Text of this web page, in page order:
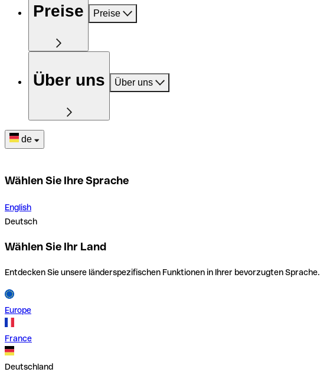
Preise Preise
Über uns Über uns
de
Wählen Sie Ihre Sprache
English
Deutsch
Wählen Sie Ihr Land
Entdecken Sie unsere länderspezifischen Funktionen in Ihrer bevorzugten Sprache.
Europe
France
Deutschland